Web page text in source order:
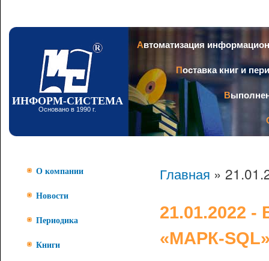
ИНФОРМ-СИСТЕМА
Основано в 1990 г.
Автоматизация
Поставка книг и
О компании
Новости
Периодика
Книги
Главная »
21.01.2022
«МАРК-